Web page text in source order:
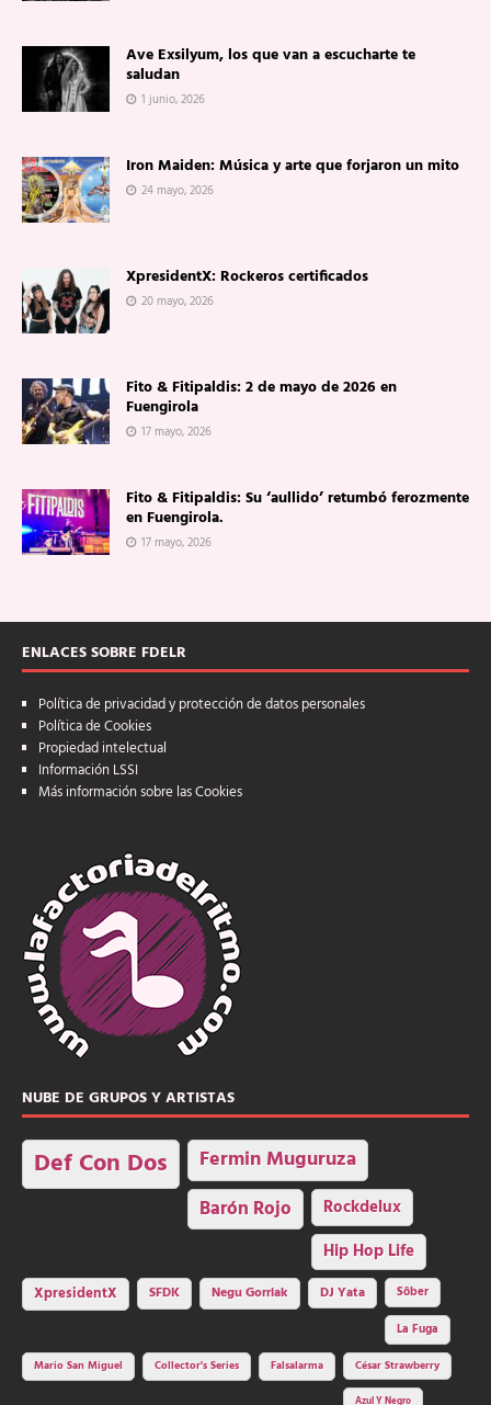
Ave Exsilyum, los que van a escucharte te
saludan
1 junio, 2026
Iron Maiden: Música y arte que forjaron un mito
24 mayo, 2026
XpresidentX: Rockeros certificados
20 mayo, 2026
Fito & Fitipaldis: 2 de mayo de 2026 en
Fuengirola
17 mayo, 2026
Fito & Fitipaldis: Su ‘aullido’ retumbó ferozmente
en Fuengirola.
17 mayo, 2026
ENLACES SOBRE FDELR
Política de privacidad y protección de datos personales
Política de Cookies
Propiedad intelectual
Información LSSI
Más información sobre las Cookies
NUBE DE GRUPOS Y ARTISTAS
Def Con Dos Fermin Muguruza
Barón Rojo Rockdelux
Hip Hop Life
XpresidentX SFDK Negu Gorriak DJ Yata
Sôber
La Fuga
Mario San Miguel
Collector's Series Falsalarma César Strawberry
Azul Y Negro